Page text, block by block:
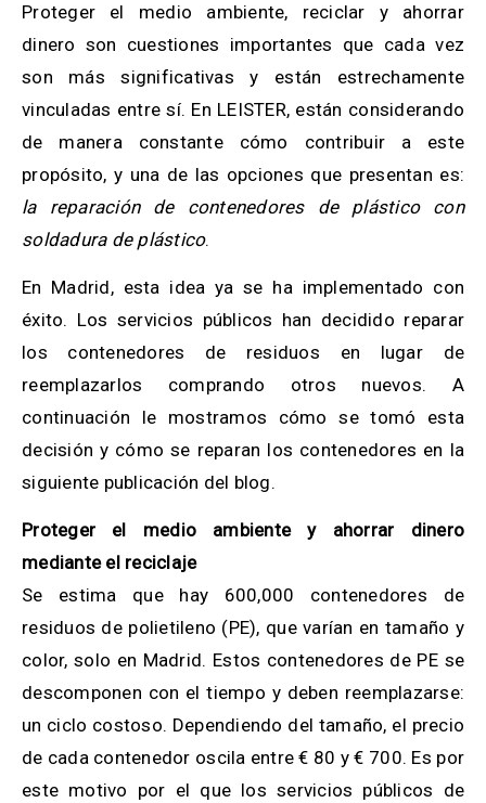
Proteger el medio ambiente, reciclar y ahorrar
dinero son cuestiones importantes que cada vez
son más significativas y están estrechamente
vinculadas entre sí. En LEISTER, están considerando
de manera constante cómo contribuir a este
propósito, y una de las opciones que presentan es:
la reparación de contenedores de plástico con
soldadura de plástico.
En Madrid, esta idea ya se ha implementado con
éxito. Los servicios públicos han decidido reparar
los contenedores de residuos en lugar de
reemplazarlos comprando otros nuevos.
A
continuación le mostramos cómo se tomó esta
decisión y cómo se reparan los contenedores en la
siguiente publicación del blog.
Proteger el medio ambiente y ahorrar dinero
mediante el reciclaje
Se estima que hay 600,000 contenedores de
residuos de polietileno (PE), que varían en tamaño y
color, solo en Madrid. Estos contenedores de PE se
descomponen con el tiempo y deben reemplazarse:
un ciclo costoso. Dependiendo del tamaño, el precio
de cada contenedor oscila entre € 80 y € 700. Es por
este motivo por el que los servicios públicos de